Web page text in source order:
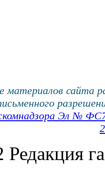
материалов сайта
Эл №